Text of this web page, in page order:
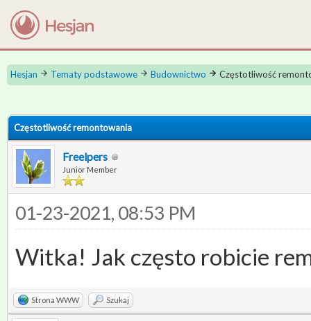
Hesjan Tematy podstawowe Budownictwo Częstotliwość
Częstotliwość remontowania
Freelpers
Junior Member
01-23-2021, 08:53 PM
Witka! Jak często robicie
Strona WWW Szukaj